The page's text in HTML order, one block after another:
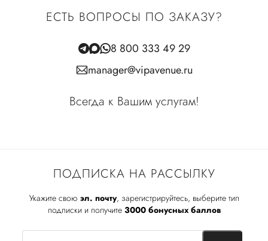
ПОДПИСКА НА РАССЫЛКУ
Укажите свою эл. почту, зарегистрируйтесь, выберите тип
подписки и получите 3000 бонусных баллов
ЕСТЬ ВОПРОСЫ ПО ЗАКАЗУ?
8 800 333 49 29
manager@vipavenue.ru
Всегда к Вашим услугам!